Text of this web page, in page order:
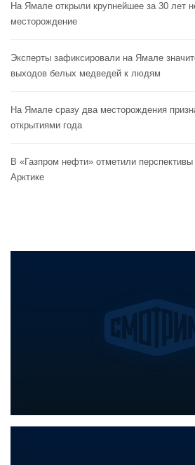
На Ямале открыли крупнейшее за 30 лет
месторождение
Эксперты зафиксировали на Ямале
выходов белых медведей к людям
На Ямале сразу два месторождения
открытиями года
В «Газпром нефти» отметили перспективы
Арктике